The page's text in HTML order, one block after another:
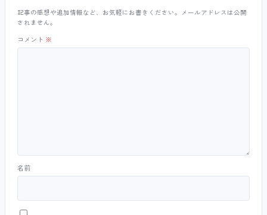
記事の感想や追加情報など、お気軽にお書きください。メールアドレスは公開
されません。
コメント ※
名前